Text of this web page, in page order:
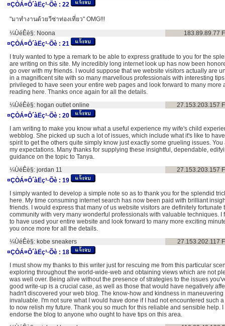
¤ÇÒÁ¤Ô´àËç¹·Õè : 22
"มาทำงานด้วยวีซ่าท่องเที่ยว" OMG!!!
¼ÙéÊè§: Noona 183.89.89.77
¤ÇÒÁ¤Ô´àËç¹·Õè : 21
I truly wanted to type a remark to be able to express gratitude to you for the
are writing on this site. My incredibly long internet look up has now been
go over with my friends. I would suppose that we website visitors actually are
in a magnificent site with so many marvellous professionals with interesting
privileged to have seen your entire web pages and look forward to many more
reading here. Thanks once again for all the details.
¼ÙéÊè§: hogan outlet online 27.153.203.157
¤ÇÒÁ¤Ô´àËç¹·Õè : 20
I am writing to make you know what a useful experience my wife's child
webblog. She picked up such a lot of issues, which include what it's like to
spirit to get the others quite simply know just exactly some grueling issues.
my expectations. Many thanks for supplying these insightful, dependable,
guidance on the topic to Tanya.
¼ÙéÊè§: jordan 11 27.153.203.157
¤ÇÒÁ¤Ô´àËç¹·Õè : 19
I simply wanted to develop a simple note so as to thank you for the splendid
here. My time consuming internet search has now been paid with brilliant
friends. I would express that many of us website visitors are definitely fortunate
community with very many wonderful professionals with valuable techniques. I
to have used your entire website and look forward to many more exciting
you once more for all the details.
¼ÙéÊè§: kobe sneakers 27.153.202.117
¤ÇÒÁ¤Ô´àËç¹·Õè : 18
I must show my thanks to this writer just for rescuing me from this particular
exploring throughout the world-wide-web and obtaining views which are not
was well over. Being alive without the presence of strategies to the issues
good write-up is a crucial case, as well as those that would have negatively
hadn't discovered your web blog. The know-how and kindness in maneuvering
invaluable. I'm not sure what I would have done if I had not encountered such
to now relish my future. Thank you so much for this reliable and sensible help.
endorse the blog to anyone who ought to have tips on this area.